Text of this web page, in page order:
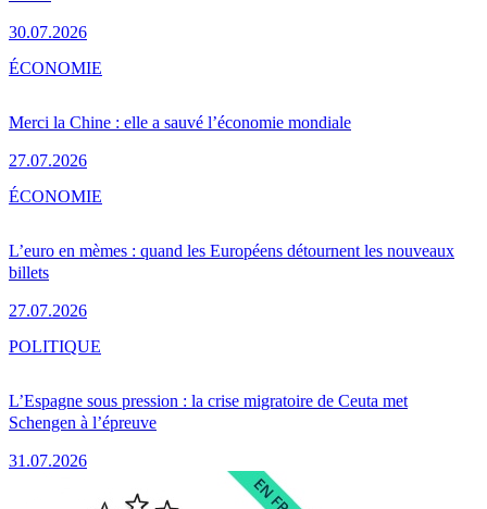
30.07.2026
Merci la Chine : elle a sauvé l’économie mondiale
27.07.2026
ÉCONOMIE
L’euro en mèmes : quand les Européens détournent les nouveaux
billets
27.07.2026
ÉCONOMIE
L’Espagne sous pression : la crise migratoire de Ceuta met
Schengen à l’épreuve
31.07.2026
POLITIQUE